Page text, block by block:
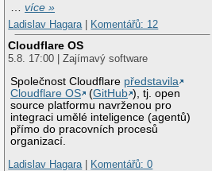
…více »
Ladislav Hagara| Komentářů: 12
Cloudflare OS
5.8. 17:00 | Zajímavý software
Společnost Cloudflare představila
Cloudflare OS
(GitHub ), tj. open
source platformu navrženou pro
integraci umělé inteligence (agentů)
přímo do pracovních procesů
organizací.
Ladislav Hagara| Komentářů: 0